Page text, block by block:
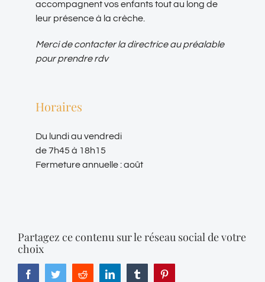
accompagnent vos enfants tout au long de
leur présence à la crèche.
Merci de contacter la directrice au préalable
pour prendre rdv
Horaires
Du lundi au vendredi
de 7h45 à 18h15
Fermeture annuelle : août
Partagez ce contenu sur le réseau social de votre
choix
FacebookTwitterReddit LinkedIn Tumblr